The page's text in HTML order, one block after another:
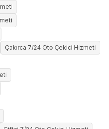
Çakırca 7/24 Oto Çekici Hizmeti